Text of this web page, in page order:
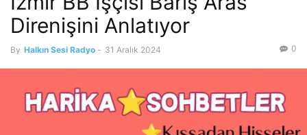
Direnişini Anlatıyor
By Halkın Sesi Radyo - 31 Aralık 2024 0